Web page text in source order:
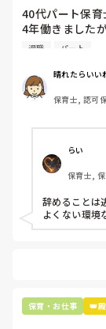
40代パート保育
4年働きました
退職しようと思
周りの職員は
どです。
保護者子どもの
今で言う不適
仕方ないよね
もう何も言わずに
子どもの言い
などいう意見
上の先生に相談
最後の職場に
辞めることは逃
います
退職 パート
晴れたらいい
保育士, 認可
らい
保育士,
辞めることは
よくない環境
保育・お仕事 👑